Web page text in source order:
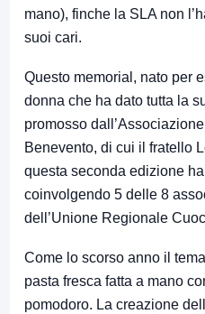
mano), finche la SLA non
suoi cari.
Questo memorial, nato per
donna che ha dato tutta la
promosso
Benevento, di cui il fratello
questa seconda edizione
coinvolgendo 5 delle 8
dell’Unione Regionale
Come lo scorso anno il
pasta fresca fatta a mano
pomodoro. La creazione